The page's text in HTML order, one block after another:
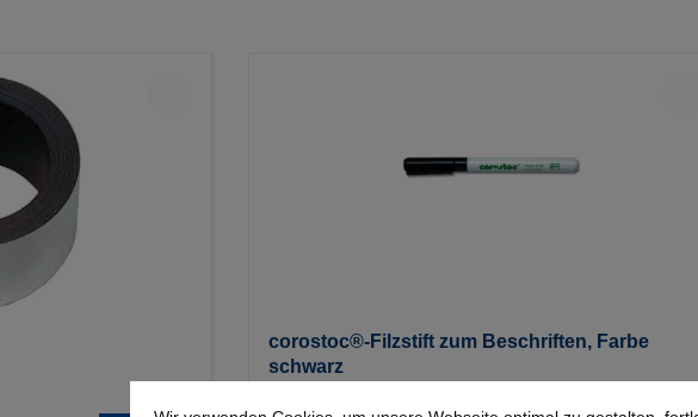
corostoc®-Filzstift zum Beschriften, Farbe
schwarz